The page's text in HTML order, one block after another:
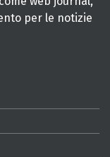
per le notizie